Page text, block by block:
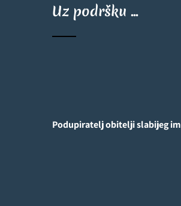
Uz podršku ...
Podupiratelj obitelji slabijeg